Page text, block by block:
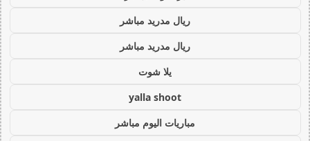
ريال مدريد مباشر
ريال مدريد مباشر
يلا شوت
yalla shoot
مباريات اليوم مباشر